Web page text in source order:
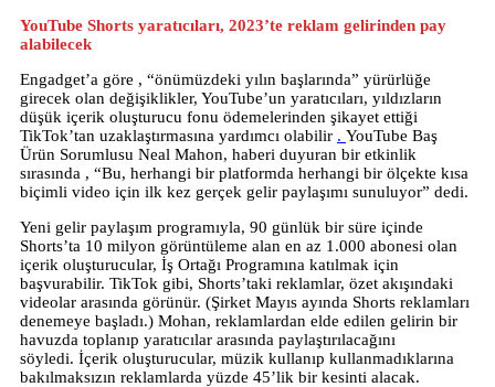
YouTube Shorts yaratıcıları, 2023’te reklam gelirinden pay
alabilecek
Engadget’a göre , “önümüzdeki yılın başlarında” yürürlüğe
girecek olan değişiklikler, YouTube’un yaratıcıları, yıldızların
düşük içerik oluşturucu fonu ödemelerinden şikayet ettiği
TikTok’tan uzaklaştırmasına yardımcı olabilir . YouTube Baş
Ürün Sorumlusu Neal Mahon, haberi duyuran bir etkinlik
sırasında , “Bu, herhangi bir platformda herhangi bir ölçekte kısa
biçimli video için ilk kez gerçek gelir paylaşımı sunuluyor” dedi.
Yeni gelir paylaşım programıyla, 90 günlük bir süre içinde
Shorts’ta 10 milyon görüntüleme alan en az 1.000 abonesi olan
içerik oluşturucular, İş Ortağı Programına katılmak için
başvurabilir. TikTok gibi, Shorts’taki reklamlar, özet akışındaki
videolar arasında görünür. (Şirket Mayıs ayında Shorts reklamları
denemeye başladı.) Mohan, reklamlardan elde edilen gelirin bir
havuzda toplanıp yaratıcılar arasında paylaştırılacağını
söyledi. İçerik oluşturucular, müzik kullanıp kullanmadıklarına
bakılmaksızın reklamlarda yüzde 45’lik bir kesinti alacak.